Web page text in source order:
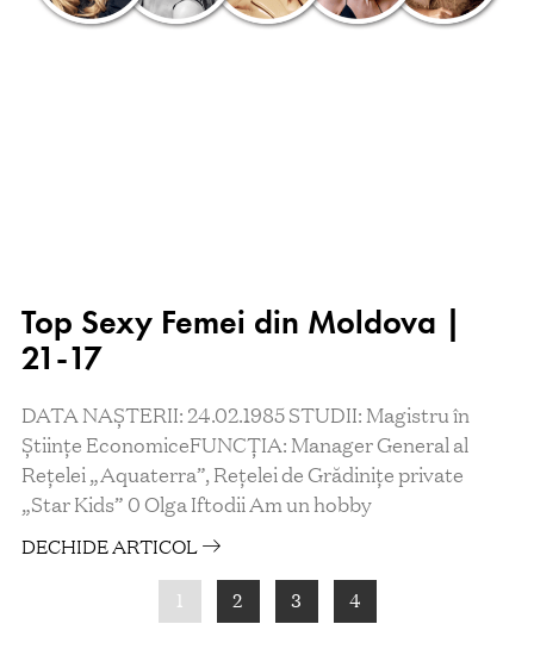
Top Sexy Femei din Moldova |
21-17
DATA NAȘTERII: 24.02.1985 STUDII: Magistru în
Științe EconomiceFUNCȚIA: Manager General al
Rețelei „Aquaterra”, Rețelei de Grădinițe private
„Star Kids” 0 Olga Iftodii Am un hobby
DECHIDE ARTICOL
1 2 3 4